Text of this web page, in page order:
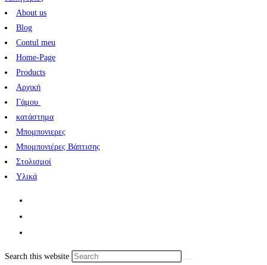
About us
Blog
Contul meu
Home-Page
Products
Αρχική
Γάμου
κατάστημα
Μπομπονιερες
Μπομπονιέρες Βάπτισης
Στολισμοί
Υλικά
Search this website